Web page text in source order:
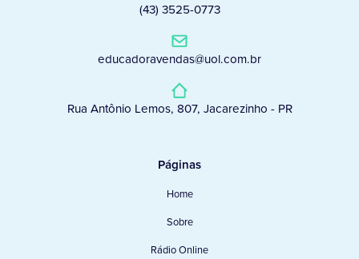
(43) 3525-0773
educadoravendas@uol.com.br
Rua Antônio Lemos, 807, Jacarezinho - PR
Páginas
Home
Sobre
Rádio Online